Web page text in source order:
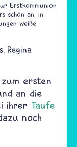
Erstkommunion
schön an, in
weiße
Regina
ersten
an die
ihrer Taufe
noch